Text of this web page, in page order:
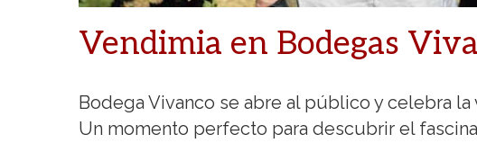
Vendimia en Bodegas
Bodega Vivanco se abre al público y celebra
Un momento perfecto para descubrir el